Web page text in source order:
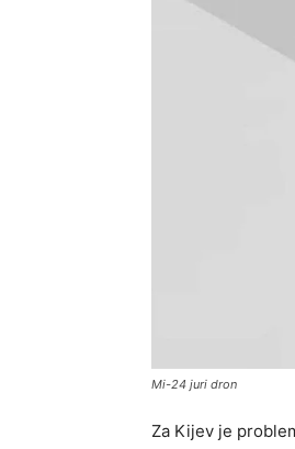
Mi-24 juri dron
Za Kijev je